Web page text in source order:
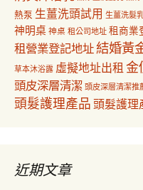
熱泵 生薑洗頭試用 生薑洗髮
神明桌 神桌 租公司地址 租商業
租營業登記地址結婚黃
草本沐浴露 虛擬地址出租 金
頭皮深層清潔 頭皮深層清潔推
頭髮護理產品 頭髮護理
近期文章